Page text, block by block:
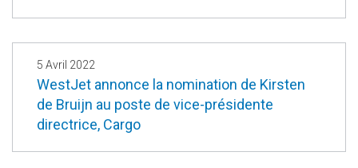
5 Avril 2022
WestJet annonce la nomination de Kirsten
de Bruijn au poste de vice-présidente
directrice, Cargo